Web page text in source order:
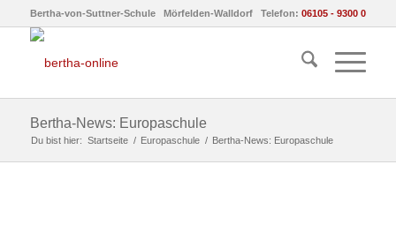
Bertha-von-Suttner-Schule Mörfelden-Walldorf Telefon: 06105 - 9300 0
Bertha-News: Europaschule
Du bist hier: Startseite / Europaschule / Bertha-News: Europaschule